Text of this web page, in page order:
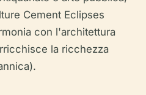
Cement Eclipses
con l'architettura
la ricchezza